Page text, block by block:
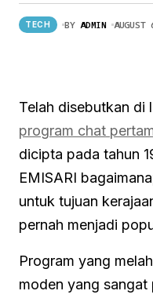
TECH BY ADMIN
Telah disebutkan di
program chat
dicipta pada tahun
EMISARI
untuk tujuan
pernah menjadi
Program yang
moden yang